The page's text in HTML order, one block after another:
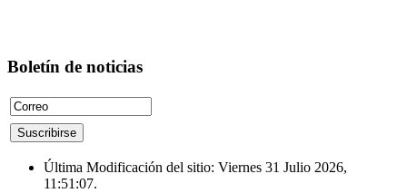
Boletín de noticias
Última Modificación del sitio: Viernes 31 Julio 2026,
11:51:07.